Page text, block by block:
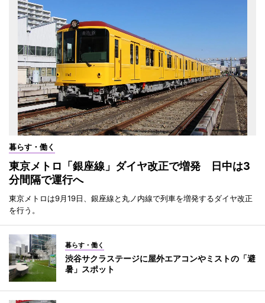
暮らす・働く
東京メトロ「銀座線」ダイヤ改正で増発 日中は3
分間隔で運行へ
東京メトロは9月19日、銀座線と丸ノ内線で列車を増発するダイヤ改正
を行う。
暮らす・働く
渋谷サクラステージに屋外エアコンやミストの「避
暑」スポット